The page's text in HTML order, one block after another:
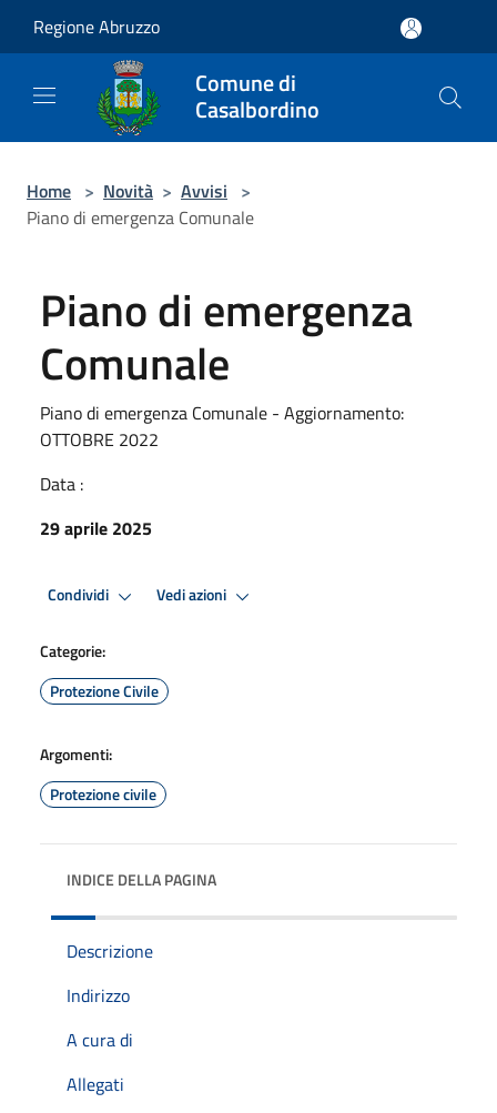
Regione Abruzzo
Comune di
Casalbordino
Home > Novità > Avvisi >
Piano di emergenza Comunale
Piano di emergenza
Comunale
Piano di emergenza Comunale - Aggiornamento:
OTTOBRE 2022
Data :
29 aprile 2025
Condividi Vedi azioni
Categorie:
Protezione Civile
Argomenti:
Protezione civile
INDICE DELLA PAGINA
Descrizione
Indirizzo
A cura di
Allegati